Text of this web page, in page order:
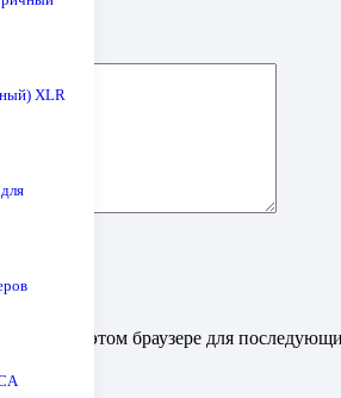
XLR
сайта в этом браузере для